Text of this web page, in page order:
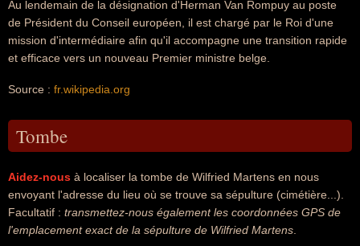
Au lendemain de la désignation d'Herman Van Rompuy au poste
de Président du Conseil européen, il est chargé par le Roi d'une
mission d'intermédiaire afin qu'il accompagne une transition rapide
et efficace vers un nouveau Premier ministre belge.
Source : fr.wikipedia.org
Tombe
Aidez-nous à localiser la tombe de Wilfried Martens en nous
envoyant l'adresse du lieu où se trouve sa sépulture (cimétière...).
Facultatif : transmettez-nous également les coordonnées GPS de
l'emplacement exact de la sépulture de Wilfried Martens